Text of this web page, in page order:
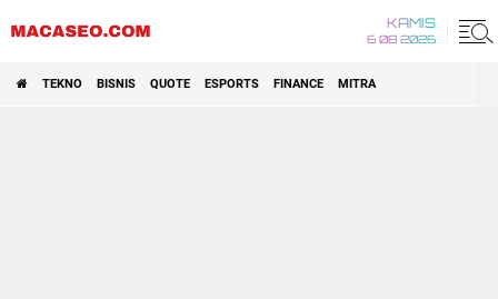
KAMIS
6 08 2026
TEKNO BISNIS QUOTE ESPORTS FINANCE MITRA